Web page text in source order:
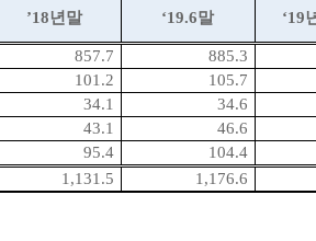
’18년말 ‘19.6말 ‘19
857.7 885.3
101.2 105.7
34.1 34.6
43.1 46.6
95.4 104.4
1,131.5 1,176.6